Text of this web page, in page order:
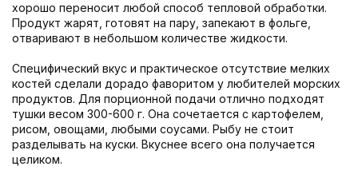
хорошо переносит любой способ тепловой обработки.
Продукт жарят, готовят на пару, запекают в фольге,
отваривают в небольшом количестве жидкости.
Специфический вкус и практическое отсутствие мелких
костей сделали дорадо фаворитом у любителей морских
продуктов. Для порционной подачи отлично подходят
тушки весом 300-600 г. Она сочетается с картофелем,
рисом, овощами, любыми соусами. Рыбу не стоит
разделывать на куски. Вкуснее всего она получается
целиком.